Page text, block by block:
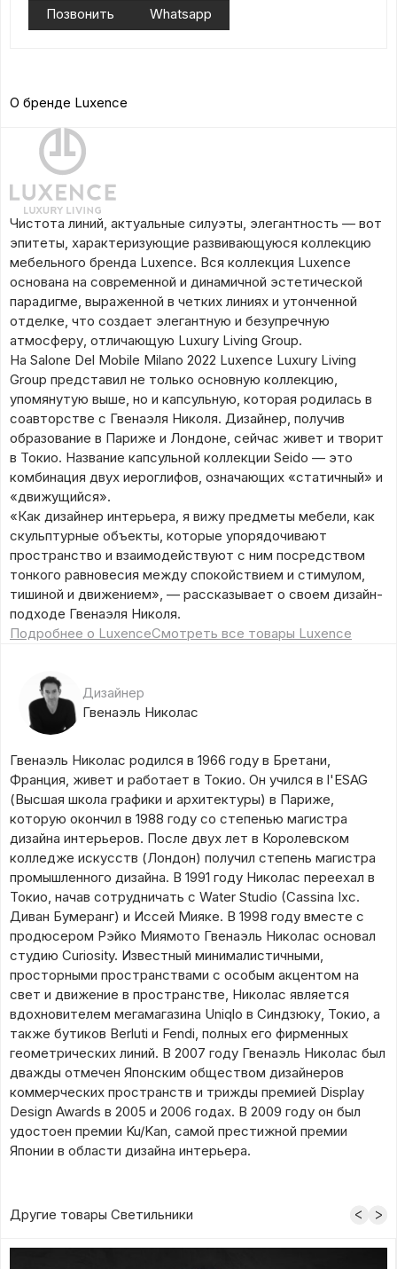
Позвонить
Whatsapp
О бренде Luxence
Чистота линий, актуальные силуэты, элегантность — вот
эпитеты, характеризующие развивающуюся коллекцию
мебельного бренда Luxence. Вся коллекция Luxence
основана на современной и динамичной эстетической
парадигме, выраженной в четких линиях и утонченной
отделке, что создает элегантную и безупречную
атмосферу, отличающую Luxury Living Group.
На Salone Del Mobile Milano 2022 Luxence Luxury Living
Group представил не только основную коллекцию,
упомянутую выше, но и капсульную, которая родилась в
соавторстве с Гвенаэля Николя. Дизайнер, получив
образование в Париже и Лондоне, сейчас живет и творит
в Токио. Название капсульной коллекции Seido — это
комбинация двух иероглифов, означающих «статичный» и
«движущийся».
«Как дизайнер интерьера, я вижу предметы мебели, как
скульптурные объекты, которые упорядочивают
пространство и взаимодействуют с ним посредством
тонкого равновесия между спокойствием и стимулом,
тишиной и движением», — рассказывает о своем дизайн-
подходе Гвенаэля Николя.
Подробнее о LuxenceСмотреть все товары Luxence
Дизайнер
Гвенаэль Николас
Гвенаэль Николас родился в 1966 году в Бретани,
Франция, живет и работает в Токио. Он учился в l'ESAG
(Высшая школа графики и архитектуры) в Париже,
которую окончил в 1988 году со степенью магистра
дизайна интерьеров. После двух лет в Королевском
колледже искусств (Лондон) получил степень магистра
промышленного дизайна. В 1991 году Николас переехал в
Токио, начав сотрудничать с Water Studio (Cassina Ixc.
Диван Бумеранг) и Иссей Мияке. В 1998 году вместе с
продюсером Рэйко Миямото Гвенаэль Николас основал
студию Curiosity. Известный минималистичными,
просторными пространствами с особым акцентом на
свет и движение в пространстве, Николас является
вдохновителем мегамагазина Uniqlo в Синдзюку, Токио, а
также бутиков Berluti и Fendi, полных его фирменных
геометрических линий. В 2007 году Гвенаэль Николас был
дважды отмечен Японским обществом дизайнеров
коммерческих пространств и трижды премией Display
Design Awards в 2005 и 2006 годах. В 2009 году он был
удостоен премии Ku/Kan, самой престижной премии
Японии в области дизайна интерьера.
Другие товары Светильники